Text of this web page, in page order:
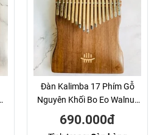
Đàn Kalimba 17 Phím Gỗ
Nguyên Khối Bo Eo Walnut
KaLinh
690.000đ